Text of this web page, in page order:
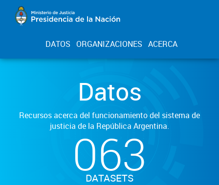
DATOS ORGANIZACIONES ACERCA
Datos
Recursos acerca del funcionamiento del sistema de
justicia de la República Argentina.
063
DATASETS